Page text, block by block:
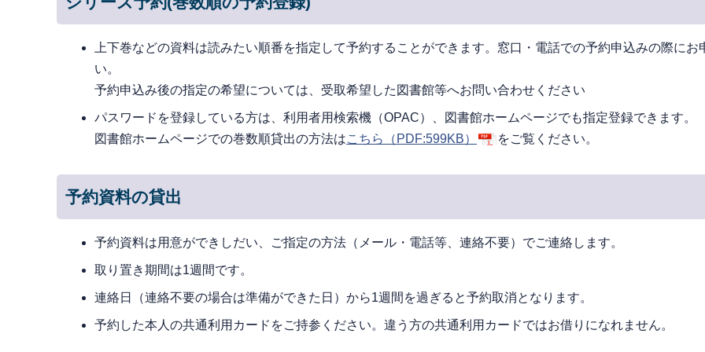
上下巻などの資料は読みたい順番を指定して予約することができます。窓口・電話での予約申込みの際にお
い。
予約申込み後の指定の希望については、受取希望した図書館等へお問い合わせください
パスワードを登録している方は、利用者用検索機（OPAC）、図書館ホームページでも指定登録できます。
図書館ホームページでの巻数順貸出の方法はこちら （PDF:599KB） をご覧ください。
予約資料の貸出
予約資料は用意ができしだい、ご指定の方法（メール・電話等、連絡不要）でご連絡します。
取り置き期間は1週間です。
連絡日（連絡不要の場合は準備ができた日）から1週間を過ぎると予約取消となります。
予約した本人の共通利用カードをご持参ください。違う方の共通利用カードではお借りになれません。